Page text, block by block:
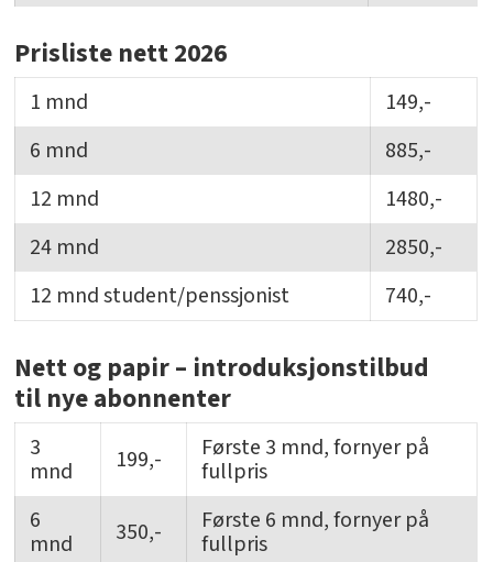
Prisliste nett 2026
1 mnd
149,-
6 mnd
885,-
12 mnd
1480,-
24 mnd
2850,-
12 mnd student/penssjonist
740,-
Nett og papir – introduksjonstilbud
til nye abonnenter
3
mnd 199,- Første 3 mnd, fornyer på
fullpris
6
mnd 350,- Første 6 mnd, fornyer på
fullpris